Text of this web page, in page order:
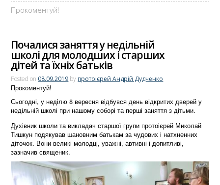
Прокоментуй!
Почалися заняття у недільній
школі для молодших і старших
дітей та їхніх батьків
Posted on 08.09.2019 by протоієрей Андрій Дудченко
Прокоментуй!
Сьогодні, у неділю 8 вересня відбувся день відкритих дверей у
недільній школі при нашому соборі та перші заняття з дітьми.
Духівник школи та викладач старшої групи протоієрей Миколай
Тишкун подякував шановним батькам за чудових і натхненних
діточок. Вони великі молодці, уважні, автивні і допитливі,
зазначив священик.